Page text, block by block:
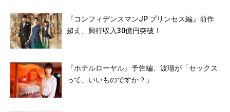
『コンフィデンスマンJP プリンセス編』前作
超え、興行収入30億円突破！
『ホテルローヤル』予告編、波瑠が「セックス
って、いいものですか？」